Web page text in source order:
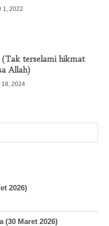
1, 2022
(Tak terselami hikmat
Allah)
2024
2026)
(30 Maret 2026)